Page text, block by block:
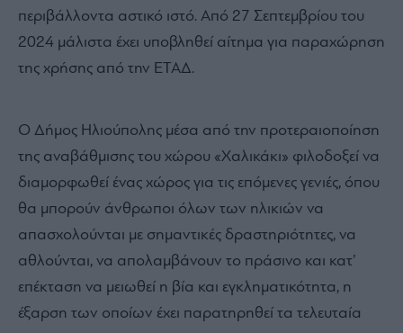
περιβάλλοντα αστικό ιστό. Από 27 Σεπτεμβρίου του
2024 μάλιστα έχει υποβληθεί αίτημα για παραχώρηση
της χρήσης από την ΕΤΑΔ.
Ο Δήμος Ηλιούπολης μέσα από την προτεραιοποίηση
της αναβάθμισης του χώρου «Χαλικάκι» φιλοδοξεί να
διαμορφωθεί ένας χώρος για τις επόμενες γενιές, όπου
θα μπορούν άνθρωποι όλων των ηλικιών να
απασχολούνται με σημαντικές δραστηριότητες, να
αθλούνται, να απολαμβάνουν το πράσινο και κατ’
επέκταση να μειωθεί η βία και εγκληματικότητα, η
έξαρση των οποίων έχει παρατηρηθεί τα τελευταία